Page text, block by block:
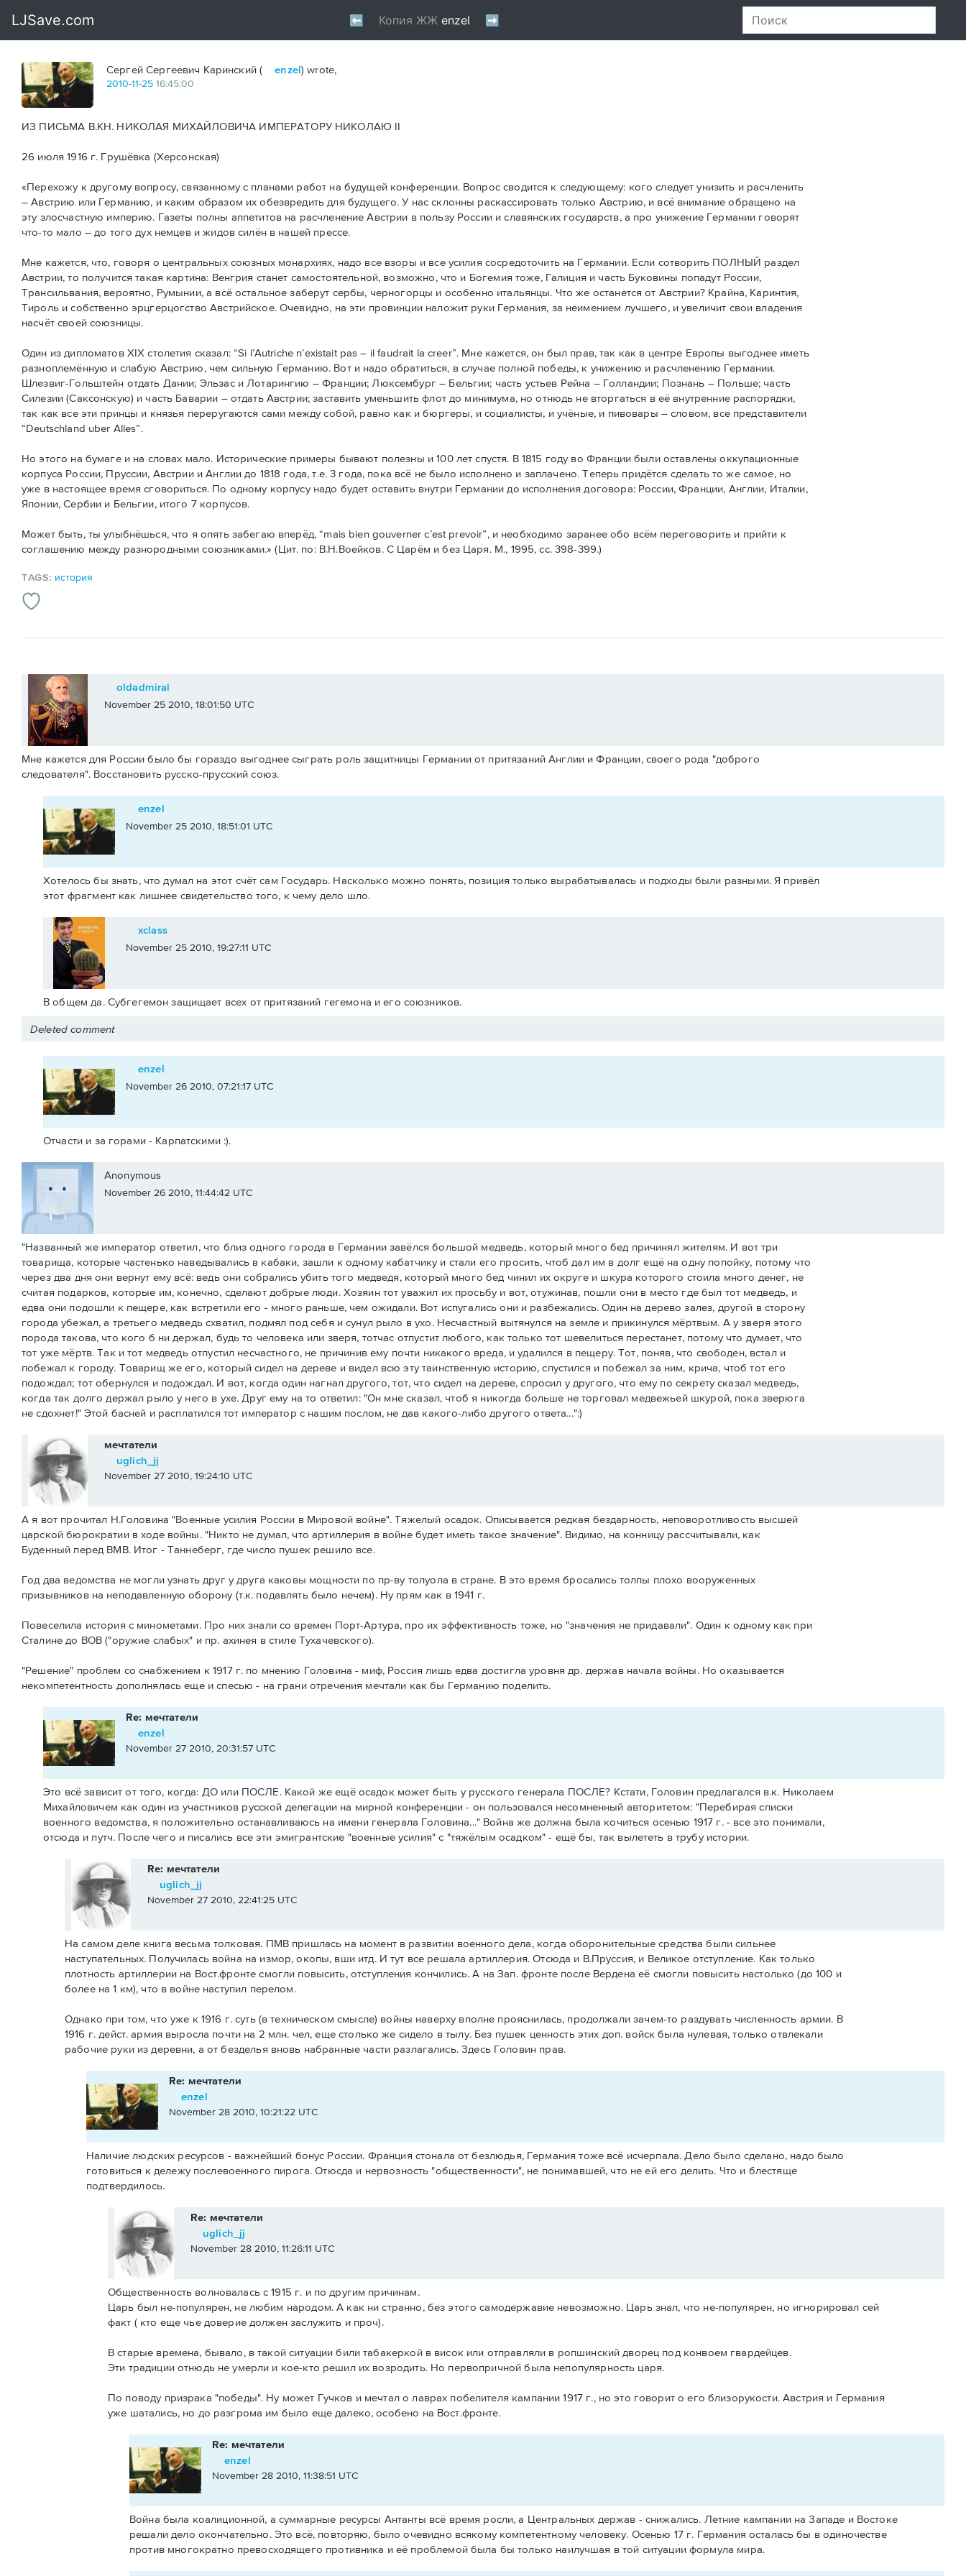
Сергей Сергеевич Каринский ( enzel) wrote,
2010-11-25 16:45:00
ИЗ ПИСЬМА В.КН. НИКОЛАЯ МИХАЙЛОВИЧА ИМПЕРАТОРУ НИКОЛАЮ II
26 июля 1916 г. Грушёвка (Херсонская)
«Перехожу к другому вопросу, связанному с планами работ на будущей конференции. Вопрос сводится к следующему: кого следует унизить и расчленить
– Австрию или Германию, и каким образом их обезвредить для будущего. У нас склонны раскассировать только Австрию, и всё внимание обращено на
эту злосчастную империю. Газеты полны аппетитов на расчленение Австрии в пользу России и славянских государств, а про унижение Германии говорят
что-то мало – до того дух немцев и жидов силён в нашей прессе.
Мне кажется, что, говоря о центральных союзных монархиях, надо все взоры и все усилия сосредоточить на Германии. Если сотворить ПОЛНЫЙ раздел
Австрии, то получится такая картина: Венгрия станет самостоятельной, возможно, что и Богемия тоже, Галиция и часть Буковины попадут России,
Трансильвания, вероятно, Румынии, а всё остальное заберут сербы, черногорцы и особенно итальянцы. Что же останется от Австрии? Крайна, Каринтия,
Тироль и собственно эрцгерцогство Австрийское. Очевидно, на эти провинции наложит руки Германия, за неимением лучшего, и увеличит свои владения
насчёт своей союзницы.
Один из дипломатов XIX столетия сказал: “Si l’Autriche n’existait pas – il faudrait la creer”. Мне кажется, он был прав, так как в центре Европы выгоднее иметь
разноплемённую и слабую Австрию, чем сильную Германию. Вот и надо обратиться, в случае полной победы, к унижению и расчленению Германии.
Шлезвиг-Гольштейн отдать Дании; Эльзас и Лотарингию – Франции; Люксембург – Бельгии; часть устьев Рейна – Голландии; Познань – Польше; часть
Силезии (Саксонскую) и часть Баварии – отдать Австрии; заставить уменьшить флот до минимума, но отнюдь не вторгаться в её внутренние распорядки,
так как все эти принцы и князья переругаются сами между собой, равно как и бюргеры, и социалисты, и учёные, и пивовары – словом, все представители
“Deutschland uber Alles”.
Но этого на бумаге и на словах мало. Исторические примеры бывают полезны и 100 лет спустя. В 1815 году во Франции были оставлены оккупационные
корпуса России, Пруссии, Австрии и Англии до 1818 года, т.е. 3 года, пока всё не было исполнено и заплачено. Теперь придётся сделать то же самое, но
уже в настоящее время сговориться. По одному корпусу надо будет оставить внутри Германии до исполнения договора: России, Франции, Англии, Италии,
Японии, Сербии и Бельгии, итого 7 корпусов.
Может быть, ты улыбнёшься, что я опять забегаю вперёд, “mais bien gouverner c’est prevoir”, и необходимо заранее обо всём переговорить и прийти к
соглашению между разнородными союзниками.» (Цит. по: В.Н.Воейков. С Царём и без Царя. М., 1995, сс. 398-399.)
TAGS: история
oldadmiral
November 25 2010, 18:01:50 UTC
Мне кажется для России было бы гораздо выгоднее сыграть роль защитницы Германии от притязаний Англии и Франции, своего рода "доброго
следователя". Восстановить русско-прусский союз.
enzel
November 25 2010, 18:51:01 UTC
Хотелось бы знать, что думал на этот счёт сам Государь. Насколько можно понять, позиция только вырабатывалась и подходы были разными. Я привёл
этот фрагмент как лишнее свидетельство того, к чему дело шло.
xclass
November 25 2010, 19:27:11 UTC
В общем да. Субгегемон защищает всех от притязаний гегемона и его союзников.
Deleted comment
enzel
November 26 2010, 07:21:17 UTC
Отчасти и за горами - Карпатскими :).
Anonymous
November 26 2010, 11:44:42 UTC
"Названный же император ответил, что близ одного города в Германии завёлся большой медведь, который много бед причинял жителям. И вот три
товарища, которые частенько наведывались в кабаки, зашли к одному кабатчику и стали его просить, чтоб дал им в долг ещё на одну попойку, потому что
через два дня они вернут ему всё: ведь они собрались убить того медведя, который много бед чинил их округе и шкура которого стоила много денег, не
считая подарков, которые им, конечно, сделают добрые люди. Хозяин тот уважил их просьбу и вот, отужинав, пошли они в место где был тот медведь, и
едва они подошли к пещере, как встретили его - много раньше, чем ожидали. Вот испугались они и разбежались. Один на дерево залез, другой в сторону
города убежал, а третьего медведь схватил, подмял под себя и сунул рыло в ухо. Несчастный вытянулся на земле и прикинулся мёртвым. А у зверя этого
порода такова, что кого б ни держал, будь то человека или зверя, тотчас отпустит любого, как только тот шевелиться перестанет, потому что думает, что
тот уже мёртв. Так и тот медведь отпустил несчастного, не причинив ему почти никакого вреда, и удалился в пещеру. Тот, поняв, что свободен, встал и
побежал к городу. Товарищ же его, который сидел на дереве и видел всю эту таинственную историю, спустился и побежал за ним, крича, чтоб тот его
подождал; тот обернулся и подождал. И вот, когда один нагнал другого, тот, что сидел на дереве, спросил у другого, что ему по секрету сказал медведь,
когда так долго держал рыло у него в ухе. Друг ему на то ответил: "Он мне сказал, чтоб я никогда больше не торговал медвежьей шкурой, пока зверюга
не сдохнет!" Этой басней и расплатился тот император с нашим послом, не дав какого-либо другого ответа...":)
мечтатели
uglich_jj
November 27 2010, 19:24:10 UTC
А я вот прочитал Н.Головина "Военные усилия России в Мировой войне". Тяжелый осадок. Описывается редкая бездарность, неповоротливость высшей
царской бюрократии в ходе войны. "Никто не думал, что артиллерия в войне будет иметь такое значение". Видимо, на конницу рассчитывали, как
Буденный перед ВМВ. Итог - Таннеберг, где число пушек решило все.
Год два ведомства не могли узнать друг у друга каковы мощности по пр-ву толуола в стране. В это время бросались толпы плохо вооруженных
призывников на неподавленную оборону (т.к. подавлять было нечем). Ну прям как в 1941 г.
Повеселила история с минометами. Про них знали со времен Порт-Артура, про их эффективность тоже, но "значения не придавали". Один к одному как при
Сталине до ВОВ ("оружие слабых" и пр. ахинея в стиле Тухачевского).
"Решение" проблем со снабжением к 1917 г. по мнению Головина - миф, Россия лишь едва достигла уровня др. держав начала войны. Но оказывается
некомпетентность дополнялась еще и спесью - на грани отречения мечтали как бы Германию поделить.
Re: мечтатели
enzel
November 27 2010, 20:31:57 UTC
Это всё зависит от того, когда: ДО или ПОСЛЕ. Какой же ещё осадок может быть у русского генерала ПОСЛЕ? Кстати, Головин предлагался в.к. Николаем
Михайловичем как один из участников русской делегации на мирной конференции - он пользовался несомненный авторитетом: "Перебирая списки
военного ведомства, я положительно останавливаюсь на имени генерала Головина..." Война же должна была кочиться осенью 1917 г. - все это понимали,
отсюда и путч. После чего и писались все эти эмигрантские "военные усилия" с "тяжёлым осадком" - ещё бы, так вылететь в трубу истории.
Re: мечтатели
uglich_jj
November 27 2010, 22:41:25 UTC
На самом деле книга весьма толковая. ПМВ пришлась на момент в развитии военного дела, когда оборонительные средства были сильнее
наступательных. Получилась война на измор, окопы, вши итд. И тут все решала артиллерия. Отсюда и В.Пруссия, и Великое отступление. Как только
плотность артиллерии на Вост.фронте смогли повысить, отступления кончились. А на Зап. фронте после Вердена её смогли повысить настолько (до 100 и
более на 1 км), что в войне наступил перелом.
Однако при том, что уже к 1916 г. суть (в техническом смысле) войны наверху вполне прояснилась, продолжали зачем-то раздувать численность армии. В
1916 г. дейст. армия выросла почти на 2 млн. чел, еще столько же сидело в тылу. Без пушек ценность этих доп. войск была нулевая, только отвлекали
рабочие руки из деревни, а от безделья вновь набранные части разлагались. Здесь Головин прав.
Re: мечтатели
enzel
November 28 2010, 10:21:22 UTC
Наличие людских ресурсов - важнейший бонус России. Франция стонала от безлюдья, Германия тоже всё исчерпала. Дело было сделано, надо было
готовиться к дележу послевоенного пирога. Отюсда и нервозность "общественности", не понимавшей, что не ей его делить. Что и блестяще
подтвердилось.
Re: мечтатели
uglich_jj
November 28 2010, 11:26:11 UTC
Общественность волновалась с 1915 г. и по другим причинам.
Царь был не-популярен, не любим народом. А как ни странно, без этого самодержавие невозможно. Царь знал, что не-популярен, но игнорировал сей
факт ( кто еще чье доверие должен заслужить и проч).
В старые времена, бывало, в такой ситуации били табакеркой в висок или отправляли в ропшинский дворец под конвоем гвардейцев.
Эти традиции отнюдь не умерли и кое-кто решил их возродить. Но первопричной была непопулярность царя.
По поводу призрака "победы". Ну может Гучков и мечтал о лаврах побелителя кампании 1917 г., но это говорит о его близорукости. Австрия и Германия
уже шатались, но до разгрома им было еще далеко, особено на Вост.фронте.
Re: мечтатели
enzel
November 28 2010, 11:38:51 UTC
Война была коалиционной, а суммарные ресурсы Антанты всё время росли, а Центральных держав - снижались. Летние кампании на Западе и Востоке
решали дело окончательно. Это всё, повторяю, было очевидно всякому компетентному человеку. Осенью 17 г. Германия осталась бы в одиночестве
против многократно превосходящего противника и её проблемой была бы только наилучшая в той ситуации формула мира.